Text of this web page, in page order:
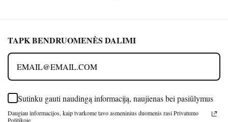
TAPK BENDRUOMENĖS DALIMI
Sutinku gauti naudingą informaciją, naujienas bei pasiūlymus
Daugiau informacijos, kaip tvarkome tavo asmeninius duomenis rasi Privatumo
Politikoje.